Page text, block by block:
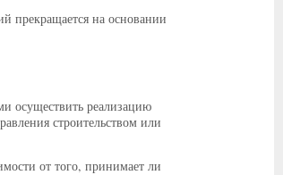
прекращается на основании
осуществить реализацию
строительством или
от того, принимает ли